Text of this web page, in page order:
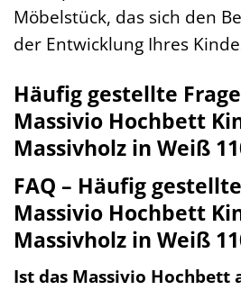
Möbelstück, das sich den
der Entwicklung Ihres
Häufig gestellte
Massivio Hochbett
Massivholz in Weiß
FAQ – Häufig
Massivio Hochbett
Massivholz in Weiß
Ist das Massivio Hochbett